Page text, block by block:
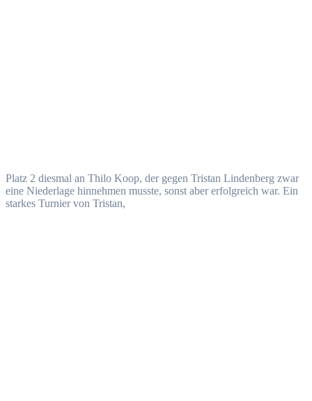
Platz 2 diesmal an Thilo Koop, der gegen Tristan Lindenberg zwar
eine Niederlage hinnehmen musste, sonst aber erfolgreich war. Ein
starkes Turnier von Tristan,